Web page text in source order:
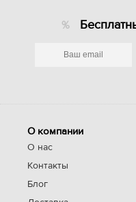
О компании
О нас
Контакты
Блог